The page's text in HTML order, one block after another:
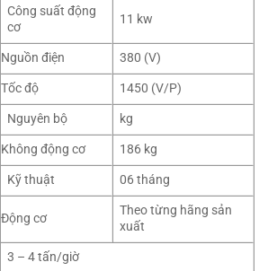
Công suất động
cơ
11 kw
Nguồn điện
380 (V)
Tốc độ
1450 (V/P)
Nguyên bộ
kg
Không động cơ
186 kg
Kỹ thuật 06 tháng
Động cơ
Theo từng hãng sản
xuất
3 – 4 tấn/giờ